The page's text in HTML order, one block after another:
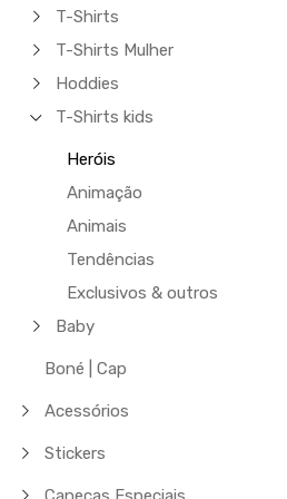
T-Shirts
T-Shirts Mulher
Hoddies
T-Shirts kids
Heróis
Animação
Animais
Tendências
Exclusivos & outros
Baby
Boné | Cap
Acessórios
Stickers